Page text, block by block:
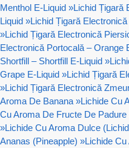
Menthol E-Liquid »Lichid Țigară
Liquid »Lichid Țigară
»Lichid Țigară Electronică
Electronică Portocală – Orange
Shortfill – Shortfill E-Liquid »
Grape E-Liquid »Lichid Țigară
»Lichid Țigară Electronică
Aroma De Banana »Lichide Cu
Cu Aroma De Fructe De Padure
»Lichide Cu Aroma Dulce
Ananas (Pineapple) »Lichide